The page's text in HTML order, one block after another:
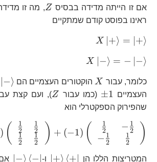
אם זו הייתה מדידה בבסיס ZZ, מה זו X
ראינו בפוסט קודם שמתקיים
X +⟩ = +⟩
=-\left|-
X −⟩ = − −⟩
כלומר, עבור X הוקטורים העצמיים הם
,\left|-
−⟩
העצמיים
±1 (כמו עבור Z Z), ועם קצת
שהפירוק הספקטרלי הוא
{2} &
) ( 2
1
2
1
2
1
2
1 ) + (−1) ( 2
1
− 2
1
− 2
1
2
1 )
המטריצות הללו הן
\left|+\right\rangle
+⟩ ⟨+ ו-
\left|-
−⟩ ⟨−